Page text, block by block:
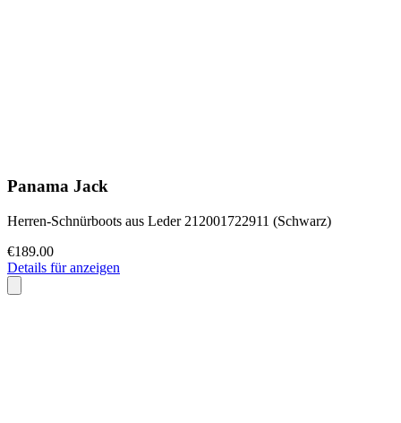
Panama Jack
Herren-Schnürboots aus Leder 212001722911 (Schwarz)
€189.00
Details für anzeigen